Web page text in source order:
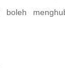
boleh